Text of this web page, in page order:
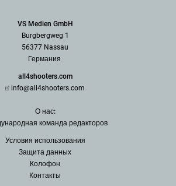
VS Medien GmbH
Burgbergweg 1
56377 Nassau
Германия
all4shooters.com
info@all4shooters.com
О нас:
команда редакторов
Условия использования
Защита данных
Колофон
Контакты